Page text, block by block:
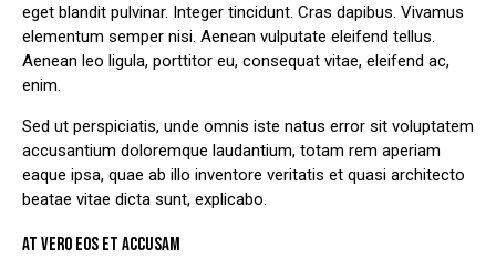
eget blandit pulvinar. Integer tincidunt. Cras dapibus. Vivamus
elementum semper nisi. Aenean vulputate eleifend tellus.
Aenean leo ligula, porttitor eu, consequat vitae, eleifend ac,
enim.
Sed ut perspiciatis, unde omnis iste natus error sit voluptatem
accusantium doloremque laudantium, totam rem aperiam
eaque ipsa, quae ab illo inventore veritatis et quasi architecto
beatae vitae dicta sunt, explicabo.
AT VERO EOS ET ACCUSAM